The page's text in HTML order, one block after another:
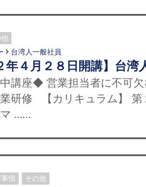
他
台湾人一般社員
年４月２８日開講】台
講座◆ 営業担当者に不可
研修 【カリキュラム】
マ ……
情 その他